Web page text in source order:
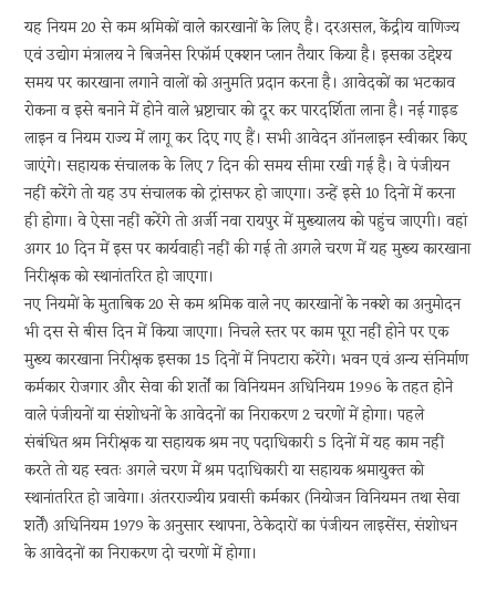
यह नियम 20 से कम श्रमिकों वाले कारखानों के लिए है। दरअसल, केंद्रीय वाणिज्य
एवं उद्योग मंत्रालय ने बिजनेस रिफॉर्म एक्शन प्लान तैयार किया है। इसका उद्देश्य
समय पर कारखाना लगाने वालों को अनुमति प्रदान करना है। आवेदकों का भटकाव
रोकना व इसे बनाने में होने वाले भ्रष्टाचार को दूर कर पारदर्शिता लाना है। नई गाइड
लाइन व नियम राज्य में लागू कर दिए गए हैं। सभी आवेदन ऑनलाइन स्वीकार किए
जाएंगे। सहायक संचालक के लिए 7 दिन की समय सीमा रखी गई है। वे पंजीयन
नहीं करेंगे तो यह उप संचालक को ट्रांसफर हो जाएगा। उन्हें इसे 10 दिनों में करना
ही होगा। वे ऐसा नहीं करेंगे तो अर्जी नवा रायपुर में मुख्यालय को पहुंच जाएगी। वहां
अगर 10 दिन में इस पर कार्यवाही नहीं की गई तो अगले चरण में यह मुख्य कारखाना
निरीक्षक को स्थानांतरित हो जाएगा।
नए नियमों के मुताबिक 20 से कम श्रमिक वाले नए कारखानों के नक्शे का अनुमोदन
भी दस से बीस दिन में किया जाएगा। निचले स्तर पर काम पूरा नहीं होने पर एक
मुख्य कारखाना निरीक्षक इसका 15 दिनों में निपटारा करेंगे। भवन एवं अन्य संनिर्माण
कर्मकार रोजगार और सेवा की शर्तों का विनियमन अधिनियम 1996 के तहत होने
वाले पंजीयनों या संशोधनों के आवेदनों का निराकरण 2 चरणों में होगा। पहले
संबंधित श्रम निरीक्षक या सहायक श्रम नए पदाधिकारी 5 दिनों में यह काम नहीं
करते तो यह स्वतः अगले चरण में श्रम पदाधिकारी या सहायक श्रमायुक्त को
स्थानांतरित हो जावेगा। अंतरराज्यीय प्रवासी कर्मकार (नियोजन विनियमन तथा सेवा
शर्तें) अधिनियम 1979 के अनुसार स्थापना, ठेकेदारों का पंजीयन लाइसेंस, संशोधन
के आवेदनों का निराकरण दो चरणों में होगा।